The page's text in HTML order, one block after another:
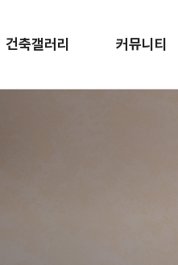
건축갤러리 커뮤니티